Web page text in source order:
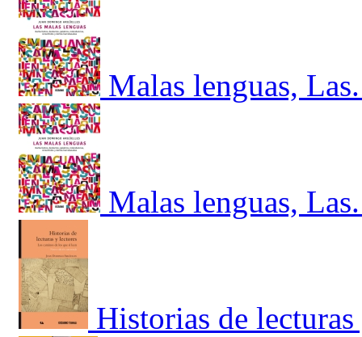
Malas lenguas,
Malas lenguas,
Historias de